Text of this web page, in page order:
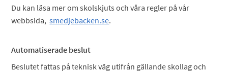
Du kan läsa mer om skolskjuts och våra regler på vår
webbsida,smedjebacken.se.
Automatiserade beslut
Beslutet fattas på teknisk väg utifrån gällande skollag och